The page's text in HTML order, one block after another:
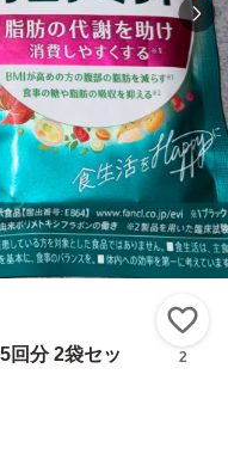
回分 2袋セッ
2